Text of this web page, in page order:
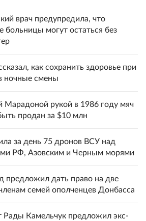
врач предупредила, что
больницы могут остаться без
как сохранить здоровье при
ночные смены
Марадоной рукой в 1986 году мяч
продан за $10 млн
за день 75 дронов ВСУ над
РФ, Азовским и Черным морями
предложил дать право на две
семей ополченцев Донбасса
Рады Камельчук предложил экс-